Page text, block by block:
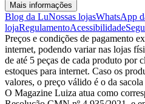
Mais informações
Blog da LuNossas lojasWhatsApp
lojaRegulamentoAcessibilidade
Preços e condições de pagamento
internet, podendo variar nas lojas
de até 5 peças de cada produto por
estoques para internet. Caso os
valores, o preço válido é o da sacola
O Magazine Luiza atua como